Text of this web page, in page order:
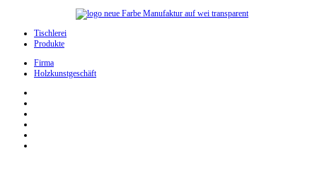
Tischlerei
Produkte
Firma
Holzkunstgeschäft